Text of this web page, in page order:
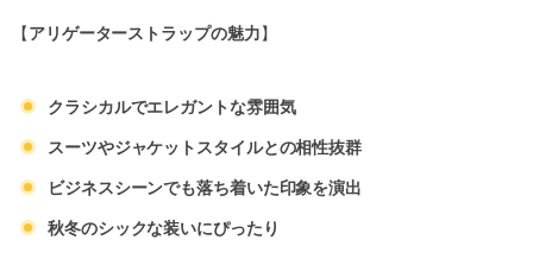
【アリゲーターストラップの魅力】
クラシカルでエレガントな雰囲気
スーツやジャケットスタイルとの相性抜群
ビジネスシーンでも落ち着いた印象を演出
秋冬のシックな装いにぴったり